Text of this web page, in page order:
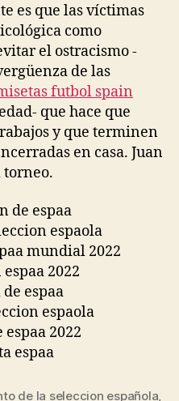
es que las víctimas
como
el ostracismo -
de las
futbol spain
que hace que
y que terminen
en casa. Juan
torneo.
de la seleccion española,